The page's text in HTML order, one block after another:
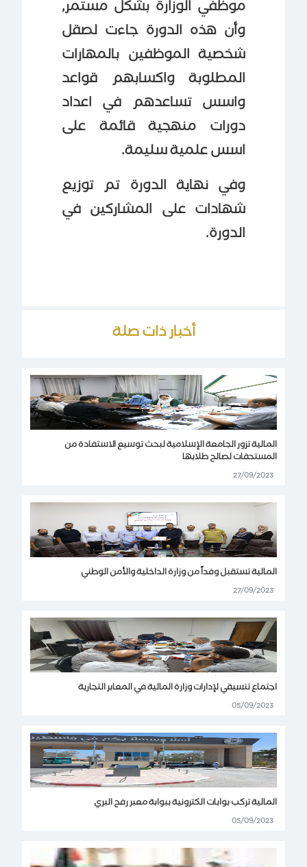
موظفي الوزارة بشكل مستمر,
وأن هذه الدورة جاءت لصقل
شخصية الموظفين بالمهارات
المطلوبة واكسابهم قواعد
واسس تساعدهم في اعداد
دورات منهجية قائمة على
اسس علمية سليمة.
وفي نهاية الدورة تم توزيع
شهادات على المشاركين في
الدورة.
أخبار ذات صلة
المالية تزور الجامعة الإسلامية لبحث توسيع الاستفادة من
المستحقات لصالح طلابها
27/09/2023
المالية تستقبل وفداً من وزارة الداخلية والأمن الوطني
27/09/2023
اجتماع تنسيقي لإدارات وزارة المالية في المعابر التجارية
05/09/2023
المالية تركب بوابات الكترونية ببوابة معبر رفح البري
05/09/2023